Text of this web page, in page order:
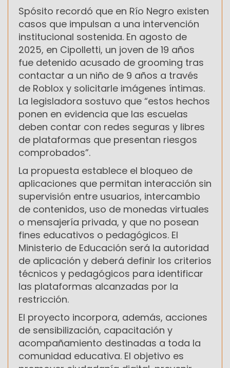
Spósito recordó que en Río Negro existen
casos que impulsan a una intervención
institucional sostenida. En agosto de
2025, en Cipolletti, un joven de 19 años
fue detenido acusado de grooming tras
contactar a un niño de 9 años a través
de Roblox y solicitarle imágenes íntimas.
La legisladora sostuvo que “estos hechos
ponen en evidencia que las escuelas
deben contar con redes seguras y libres
de plataformas que presentan riesgos
comprobados”.
La propuesta establece el bloqueo de
aplicaciones que permitan interacción sin
supervisión entre usuarios, intercambio
de contenidos, uso de monedas virtuales
o mensajería privada, y que no posean
fines educativos o pedagógicos. El
Ministerio de Educación será la autoridad
de aplicación y deberá definir los criterios
técnicos y pedagógicos para identificar
las plataformas alcanzadas por la
restricción.
El proyecto incorpora, además, acciones
de sensibilización, capacitación y
acompañamiento destinadas a toda la
comunidad educativa. El objetivo es